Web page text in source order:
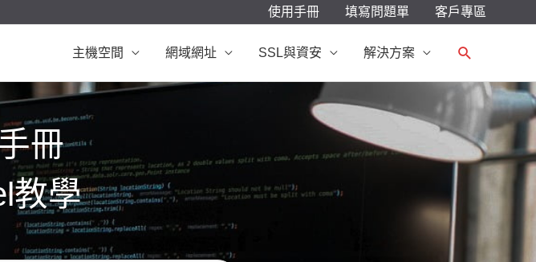
使用手冊 填寫問題單 客戶專區
主機空間 網域網址 SSL與資安 解決方案
搜
冊
教學